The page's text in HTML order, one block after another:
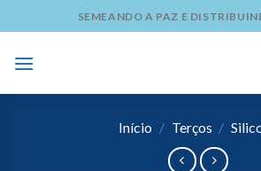
to
content
SEMEANDO A PAZ E
Início / Terços /